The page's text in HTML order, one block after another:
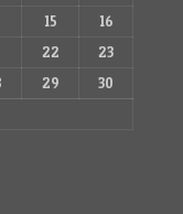
15
16
22
23
29
30